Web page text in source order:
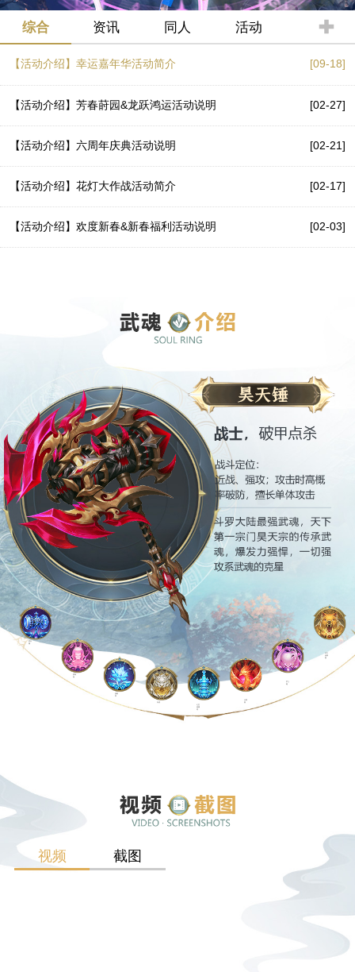
综合 资讯 同人 活动
【活动介绍】幸运嘉年华活动简介 [09-18]
【活动介绍】芳春莳园&龙跃鸿运活动说明 [02-27]
【活动介绍】六周年庆典活动说明 [02-21]
【活动介绍】花灯大作战活动简介 [02-17]
【活动介绍】欢度新春&新春福利活动说明 [02-03]
昊天
锤
柔骨
兔
蓝银
白虎
七宝
琉璃
火凤
凰
金刚
视频 截图